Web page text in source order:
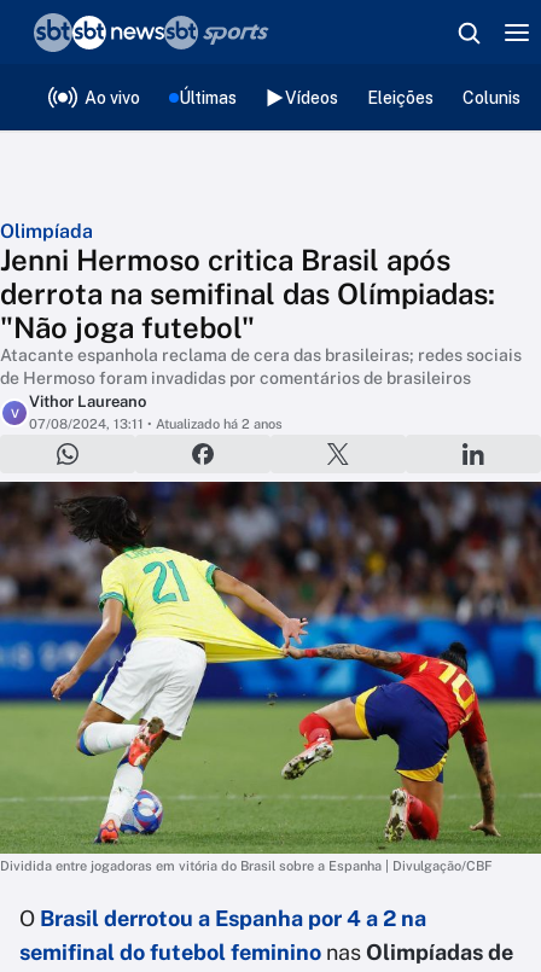
Ao vivo Últimas Vídeos Eleições
Olimpíada
Jenni Hermoso critica Brasil após
derrota na semifinal das Olímpiadas:
"Não joga futebol"
Atacante espanhola reclama de cera das brasileiras; redes sociais
de Hermoso foram invadidas por comentários de brasileiros
V
Vithor Laureano
07/08/2024, 13:11 • Atualizado há 2 anos
Dividida entre jogadoras em vitória do Brasil sobre a Espanha | Divulgação/CBF
O Brasilderrotou a Espanha por 4 a 2 na
semifinaldo futebol feminino nasOlimpíadas de
❮voltar
Editorias